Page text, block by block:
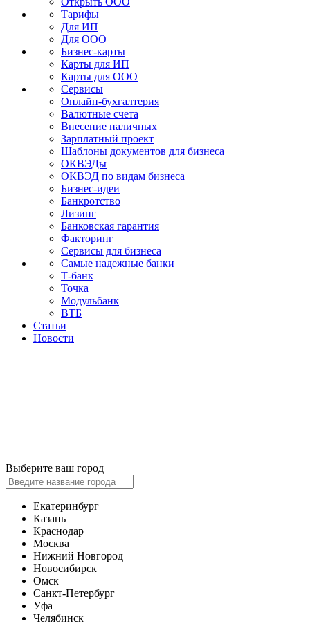
Тарифы
Для ИП
Для ООО
Бизнес-карты
Карты для ИП
Карты для ООО
Сервисы
Онлайн-бухгалтерия
Валютные счета
Внесение наличных
Зарплатный проект
Шаблоны документов для бизнеса
ОКВЭДы
ОКВЭД по видам бизнеса
Бизнес-идеи
Банкротство
Лизинг
Банковская гарантия
Факторинг
Сервисы для бизнеса
Самые надежные банки
Т-банк
Точка
Модульбанк
ВТБ
Статьи
Новости
Выберите ваш город
Екатеринбург
Казань
Краснодар
Москва
Нижний Новгород
Новосибирск
Омск
Санкт-Петербург
Уфа
Челябинск